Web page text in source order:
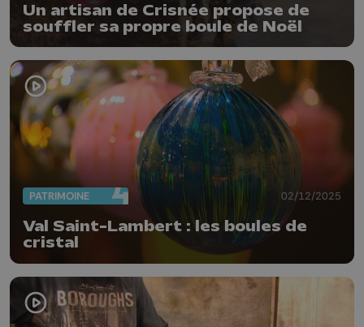
Un artisan de Crisnée propose de
souffler sa propre boule de Noël
PATRIMOINE 02/12/2025
Val Saint-Lambert : les boules de
cristal